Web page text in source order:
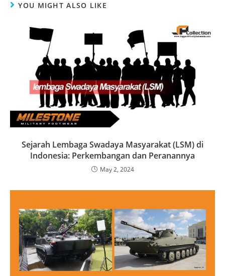
YOU MIGHT ALSO LIKE
Sejarah Lembaga Swadaya Masyarakat (LSM) di
Indonesia: Perkembangan dan Peranannya
May 2, 2024